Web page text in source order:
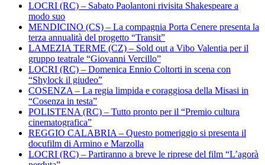
LOCRI (RC) – Sabato Paolantoni rivisita Shakespeare a
modo suo
MENDICINO (CS) – La compagnia Porta Cenere presenta la
terza annualità del progetto “Transit”
LAMEZIA TERME (CZ) – Sold out a Vibo Valentia per il
gruppo teatrale “Giovanni Vercillo”
LOCRI (RC) – Domenica Ennio Coltorti in scena con
“Shylock il giudeo”
COSENZA – La regia limpida e coraggiosa della Misasi in
“Cosenza in testa”
POLISTENA (RC) – Tutto pronto per il “Premio cultura
cinematografica”
REGGIO CALABRIA – Questo pomeriggio si presenta il
docufilm di Armino e Marzolla
LOCRI (RC) – Partiranno a breve le riprese del film “L’agorà